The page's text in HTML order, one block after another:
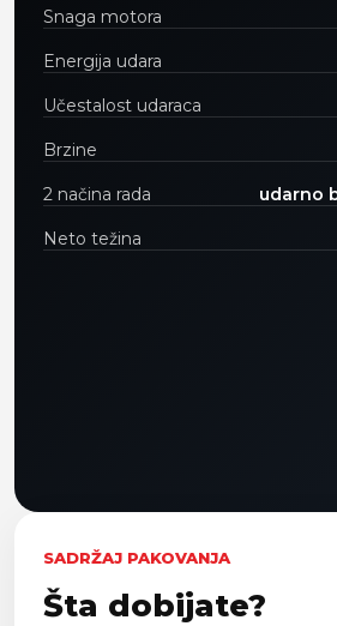
Snaga motora
Energija udara
Učestalost udaraca
Brzine
2 načina rada udarno
Neto težina
SADRŽAJ PAKOVANJA
Šta dobijate?